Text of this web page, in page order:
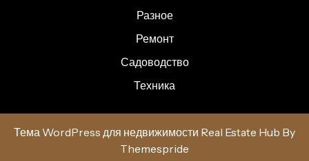
Разное
Ремонт
Садоводство
Техника
Тема WordPress для недвижимости Real Estate Hub By
Themespride